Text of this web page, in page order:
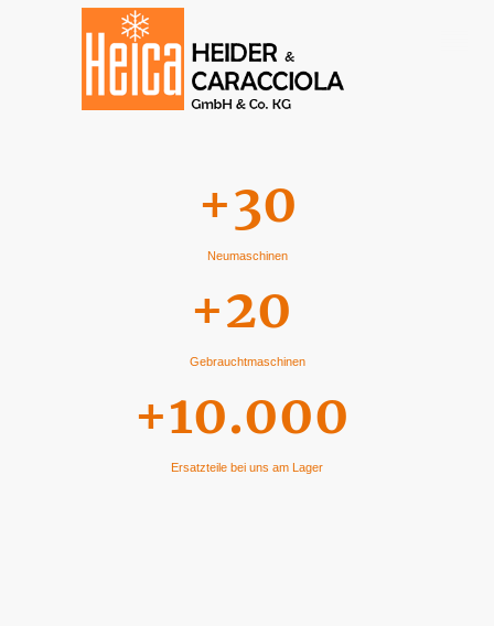
+30
Neumaschinen
+20
Gebrauchtmaschinen
+10.000
Ersatzteile bei uns am Lager